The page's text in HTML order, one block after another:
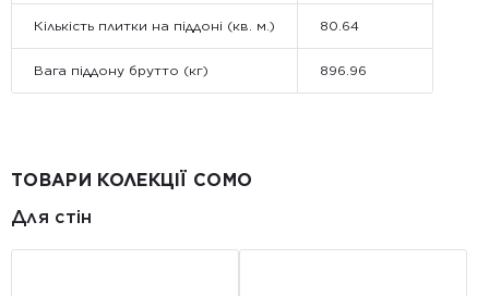
Кількість плитки на піддоні (кв. м.) 80.64
Вага піддону брутто (кг) 896.96
ТОВАРИ КОЛЕКЦІЇ COMO
Для стін